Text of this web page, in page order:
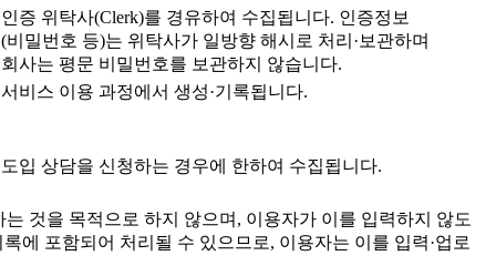
인증 위탁사(Clerk)를 경유하여 수집됩니다. 인증정보
(비밀번호 등)는 위탁사가 일방향 해시로 처리·보관하며
회사는 평문 비밀번호를 보관하지 않습니다.
서비스 이용 과정에서 생성·기록됩니다.
도입 상담을 신청하는 경우에 한하여 수집됩니다.
것을 목적으로 하지 않으며, 이용자가 이를 입력하지 않도
에 포함되어 처리될 수 있으므로, 이용자는 이를 입력·업로